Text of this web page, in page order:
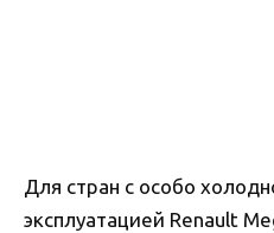
Для стран с особо
эксплуатацией Renault